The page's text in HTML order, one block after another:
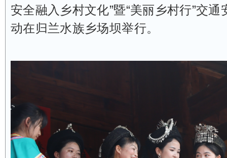
安全融入乡村文化”暨“美丽乡村行”交
动在归兰水族乡场坝举行。